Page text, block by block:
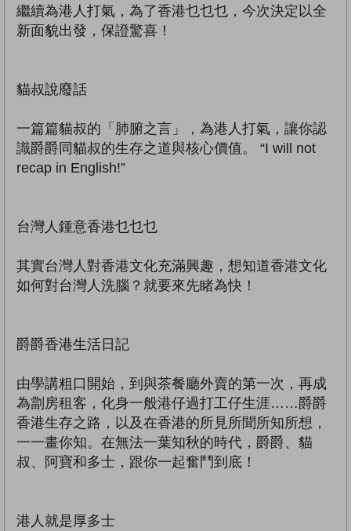
繼續為港人打氣，為了香港乜乜乜，今次決定以全
新面貌出發，保證驚喜！
貓叔說廢話
一篇篇貓叔的「肺腑之言」，為港人打氣，讓你認
識爵爵同貓叔的生存之道與核心價值。 “I will not
recap in English!”
台灣人鍾意香港乜乜乜
其實台灣人對香港文化充滿興趣，想知道香港文化
如何對台灣人洗腦？就要來先睹為快！
爵爵香港生活日記
由學講粗口開始，到與茶餐廳外賣的第一次，再成
為劏房租客，化身一般港仔過打工仔生涯……爵爵
香港生存之路，以及在香港的所見所聞所知所想，
一一畫你知。在無法一葉知秋的時代，爵爵、貓
叔、阿寶和多士，跟你一起奮鬥到底！
港人就是厚多士